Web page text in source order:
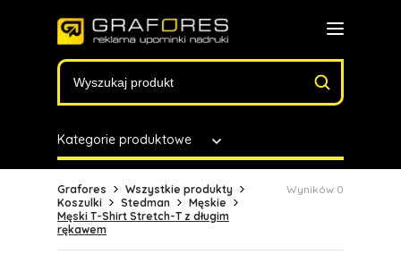
Kategorie produktowe
Grafores
Wszystkie produkty
Koszulki
Stedman
Męskie
Męski T-Shirt Stretch-T z długim
rękawem
Wyników 0